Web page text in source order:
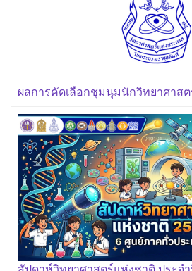
ผลการคัดเลือกชุมนุมนักวิทยาศาสต